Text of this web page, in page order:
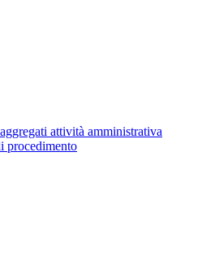
attività amministrativa
procedimento